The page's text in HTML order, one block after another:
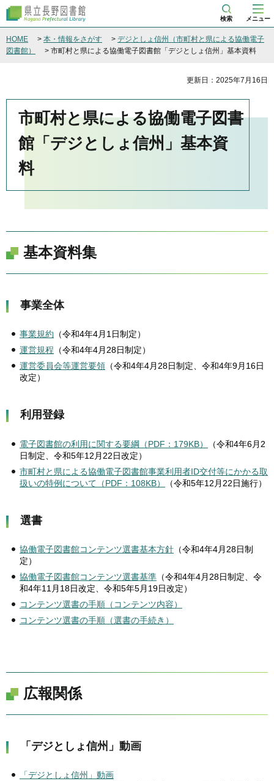
県立長野図書館
検索 メニュー
HOME > 本・情報をさがす > デジとしょ信州（市町村と県による協働電子
図書館）
> 市町村と県による協働電子図書館「デジとしょ信州」基本資料
更新日：2025年7月16日
市町村と県による協働電子図書
館「デジとしょ信州」基本資
料
基本資料集
事業全体
事業規約 （令和4年4月1日制定）
運営規程 （令和4年4月28日制定）
運営委員会等運営要領 （令和4年4月28日制定、令和4年9月16日
改定）
利用登録
電子図書館の利用に関する要綱（PDF：179KB）
（令和4年6月2
日制定、令和5年12月22日改定）
市町村と県による協働電子図書館事業利用者ID交付等にかかる取
扱いの特例について（PDF：108KB）
（令和5年12月22日施行）
選書
協働電子図書館コンテンツ選書基本方針 （令和4年4月28日制
定）
協働電子図書館コンテンツ選書基準 （令和4年4月28日制定、令
和4年11月18日改定、令和5年5月19日改定）
コンテンツ選書の手順（コンテンツ内容）
コンテンツ選書の手順（選書の手続き）
広報関係
「デジとしょ信州」動画
「デジとしょ信州」動画